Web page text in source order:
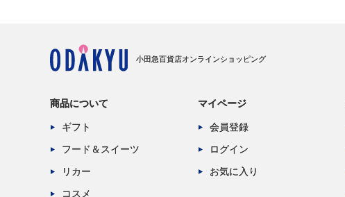
小田急百貨店オンラインショッピング
商品について
ギフト
フード＆スイーツ
リカー
コスメ
マイページ
会員登録
ログイン
お気に入り